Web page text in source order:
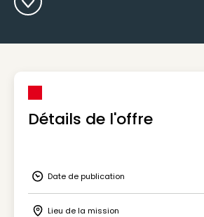
Ajouter aux Favoris
Détails de l'offre
Icon Date de publication
Date de publication
Lieu de la mission